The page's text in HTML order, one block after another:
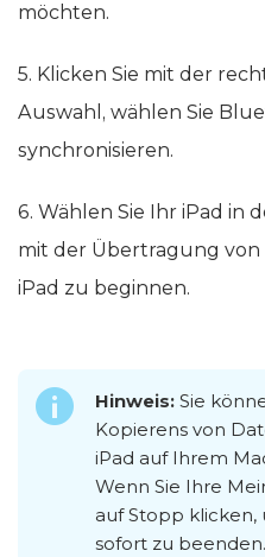
möchten.
5. Klicken Sie mit der
Auswahl, wählen Sie
synchronisieren.
6. Wählen Sie Ihr iPad in
mit der Übertragung von
iPad zu beginnen.
Hinweis: Sie
Kopierens von
iPad auf Ihrem
Wenn Sie Ihre
auf Stopp klicken,
sofort zu beenden.